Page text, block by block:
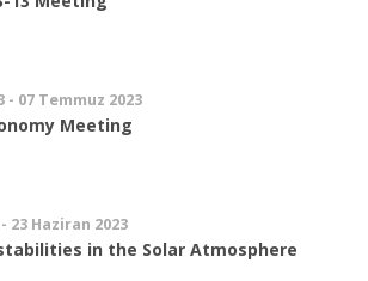
- 07 Temmuz 2023
Meeting
23 Haziran 2023
in the Solar Atmosphere